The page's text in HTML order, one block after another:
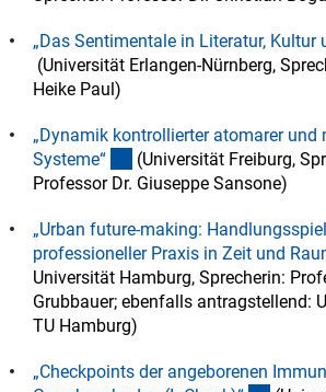
„Das Sentimentale in Literatur, Kultur
(externer Link)
(Universität Erlangen-Nürnberg,
Heike Paul)
„Dynamik kontrollierter atomarer und
Systeme“ (externer Link)
(Universität Freiburg,
Professor Dr. Giuseppe Sansone)
„Urban future-making:
professioneller Praxis in Zeit und
Universität Hamburg, Sprecherin:
Grubbauer; ebenfalls antragstellend:
TU Hamburg)
„Checkpoints der angeborenen